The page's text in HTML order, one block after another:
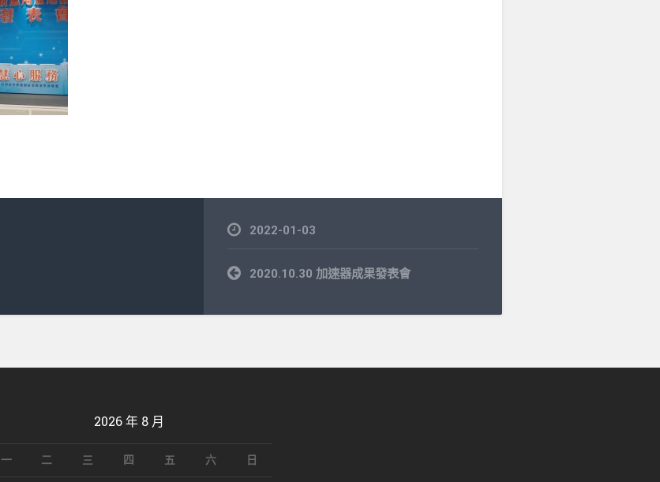
2022-01-03
文
章
覽
2020.10.30 加速器成果發表會
2026 年 8 月
一 二 三 四 五 六 日